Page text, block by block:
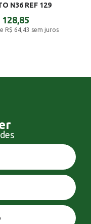
N36 REF 129
128,85
R$ 64,43 sem juros